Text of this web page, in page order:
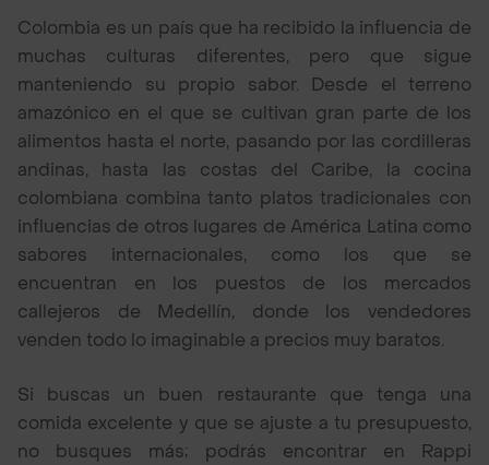
Colombia es un país que ha recibido la influencia de
muchas culturas diferentes, pero que sigue
manteniendo su propio sabor. Desde el terreno
amazónico en el que se cultivan gran parte de los
alimentos hasta el norte, pasando por las cordilleras
andinas, hasta las costas del Caribe, la cocina
colombiana combina tanto platos tradicionales con
influencias de otros lugares de América Latina como
sabores internacionales, como los que se
encuentran en los puestos de los mercados
callejeros de Medellín, donde los vendedores
venden todo lo imaginable a precios muy baratos.
Si buscas un buen restaurante que tenga una
comida excelente y que se ajuste a tu presupuesto,
no busques más; podrás encontrar en Rappi